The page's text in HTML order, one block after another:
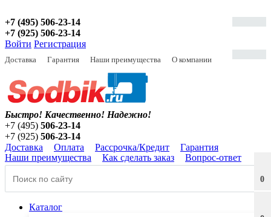
+7 (495) 506-23-14
+7 (925) 506-23-14
Войти Регистрация
Доставка Гарантия Наши преимущества О компании
0
Быстро! Качественно! Надежно!
+7 (495) 506-23-14
+7 (925) 506-23-14
Доставка
Оплата Рассрочка/Кредит
Гарантия
Наши преимущества
Как сделать заказ Вопрос-ответ
Каталог